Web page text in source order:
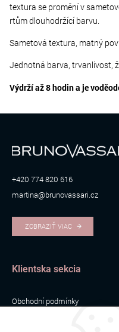
textura se promění v
rtům dlouhodržící barvu.
Sametová textura, matný
Jednotná barva, trvanlivost,
Výdrží až 8 hodin a je
+420 774 820 616
martina@brunovassari.cz
ZOBRAZIŤ VIAC
Klientska sekcia
Obchodní podmínky